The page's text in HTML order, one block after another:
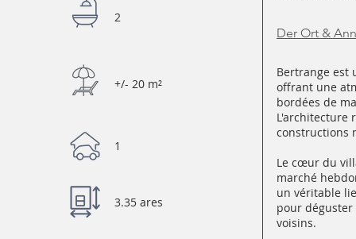
2
+/- 20 m²
1
3.35 ares
Der Ort &
Bertrange est
offrant une
bordées de
L'architecture
constructions
Le cœur du
marché
un véritable
pour déguster
voisins.